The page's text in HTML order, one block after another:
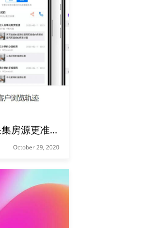
房在线微信社交卖房，采集房源更准确，营销更方便
October 29, 2020